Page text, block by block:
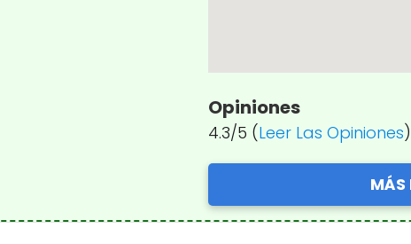
Opiniones
4.3/5 (Leer Las Opiniones)
MÁS